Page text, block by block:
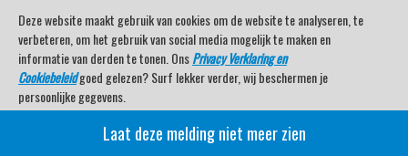
Deze website maakt gebruik van cookies om de website te analyseren, te
verbeteren, om het gebruik van social media mogelijk te maken en
informatie van derden te tonen. OnsPrivacy Verklaring en
Cookiebeleidgoed gelezen? Surf lekker verder, wij beschermen je
persoonlijke gegevens.
Veel kijkplezier met Watersport TV Beleving & Nieuws!
Laat deze melding niet meer zien